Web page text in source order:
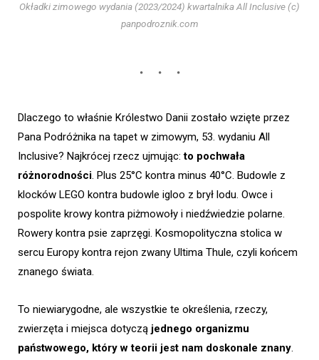
Okładki zimowego wydania (2023/2024) kwartalnika All Inclusive (c)
panpodroznik.com
Dlaczego to właśnie Królestwo Danii zostało wzięte przez
Pana Podróżnika na tapet w zimowym, 53. wydaniu All
Inclusive? Najkrócej rzecz ujmując:to pochwała
różnorodności. Plus 25°C kontra minus 40°C. Budowle z
klocków LEGO kontra budowle igloo z brył lodu. Owce i
pospolite krowy kontra piżmowoły i niedźwiedzie polarne.
Rowery kontra psie zaprzęgi. Kosmopolityczna stolica w
sercu Europy kontra rejon zwany Ultima Thule, czyli końcem
znanego świata.
To niewiarygodne, ale wszystkie te określenia, rzeczy,
zwierzęta i miejsca dotyczą jednego organizmu
państwowego, który w teorii jest nam doskonale znany.